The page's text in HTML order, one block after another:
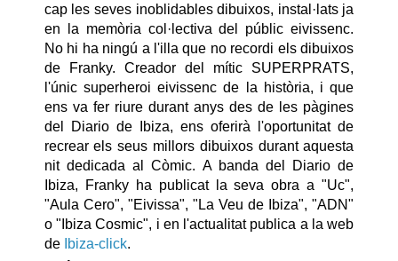
cap les seves inoblidables dibuixos, instal·lats ja
en la memòria col·lectiva del públic eivissenc.
No hi ha ningú a l'illa que no recordi els dibuixos
de Franky. Creador del mític SUPERPRATS,
l'únic superheroi eivissenc de la història, i que
ens va fer riure durant anys des de les pàgines
del Diario de Ibiza, ens oferirà l'oportunitat de
recrear els seus millors dibuixos durant aquesta
nit dedicada al Còmic. A banda del Diario de
Ibiza, Franky ha publicat la seva obra a "Uc",
"Aula Cero", "Eivissa", "La Veu de Ibiza", "ADN"
o "Ibiza Cosmic", i en l'actualitat publica a la web
de Ibiza-click.